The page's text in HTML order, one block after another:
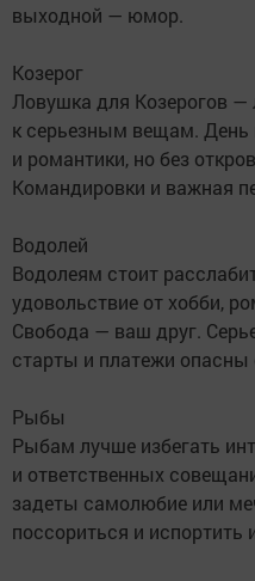
выходной — юмор.
Козерог
Ловушка для Козерогов
к серьезным вещам. День
и романтики, но без
Командировки и важная
Водолей
Водолеям стоит
удовольствие от хобби,
Свобода — ваш друг.
старты и платежи
Рыбы
Рыбам лучше избегать
и ответственных
задеты самолюбие или
поссориться и испортить